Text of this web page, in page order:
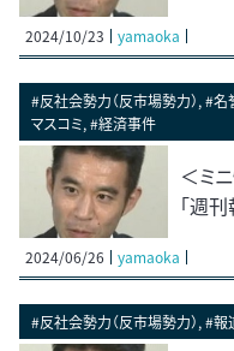
2024/10/23 yamaoka
#反社会勢力（反市場勢力）, #名
マスコミ, #経済事件
＜ミ
「週
2024/06/26 yamaoka
#反社会勢力（反市場勢力）, #